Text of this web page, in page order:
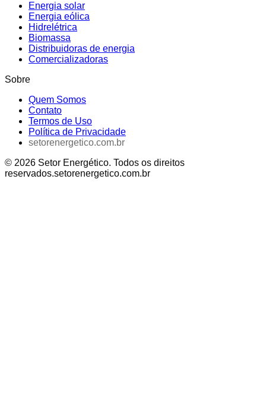
Energia solar
Energia eólica
Hidrelétrica
Biomassa
Distribuidoras de energia
Comercializadoras
Sobre
Quem Somos
Contato
Termos de Uso
Política de Privacidade
setorenergetico.com.br
© 2026 Setor Energético. Todos os direitos
reservados.setorenergetico.com.br